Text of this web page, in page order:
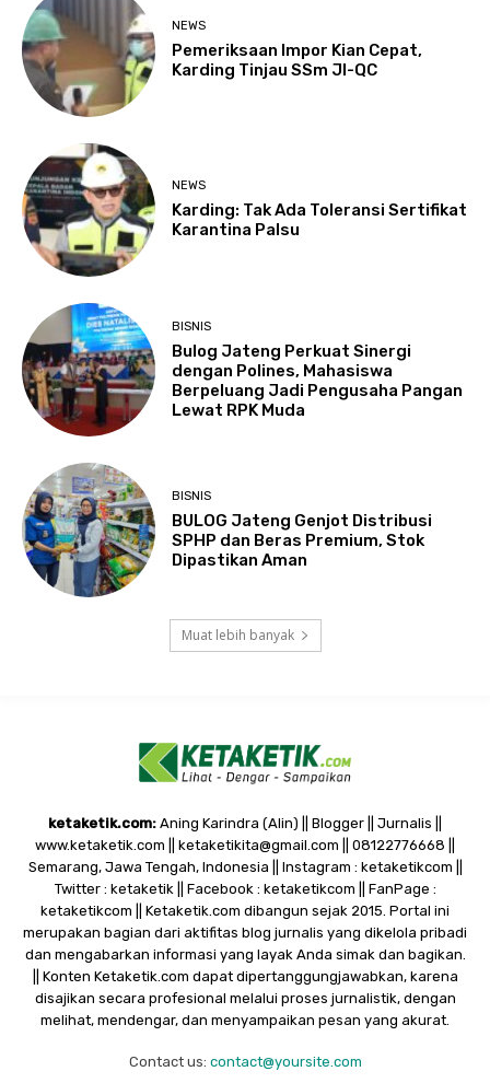
NEWS
Pemeriksaan Impor Kian Cepat,
Karding Tinjau SSm JI-QC
NEWS
Karding: Tak Ada Toleransi Sertifikat
Karantina Palsu
BISNIS
Bulog Jateng Perkuat Sinergi
dengan Polines, Mahasiswa
Berpeluang Jadi Pengusaha Pangan
Lewat RPK Muda
BISNIS
BULOG Jateng Genjot Distribusi
SPHP dan Beras Premium, Stok
Dipastikan Aman
Muat lebih banyak
ketaketik.com: Aning Karindra (Alin) || Blogger || Jurnalis ||
www.ketaketik.com || ketaketikita@gmail.com || 08122776668 ||
Semarang, Jawa Tengah, Indonesia || Instagram : ketaketikcom ||
Twitter : ketaketik || Facebook : ketaketikcom || FanPage :
ketaketikcom || Ketaketik.com dibangun sejak 2015. Portal ini
merupakan bagian dari aktifitas blog jurnalis yang dikelola pribadi
dan mengabarkan informasi yang layak Anda simak dan bagikan.
|| Konten Ketaketik.com dapat dipertanggungjawabkan, karena
disajikan secara profesional melalui proses jurnalistik, dengan
melihat, mendengar, dan menyampaikan pesan yang akurat.
Contact us: contact@yoursite.com